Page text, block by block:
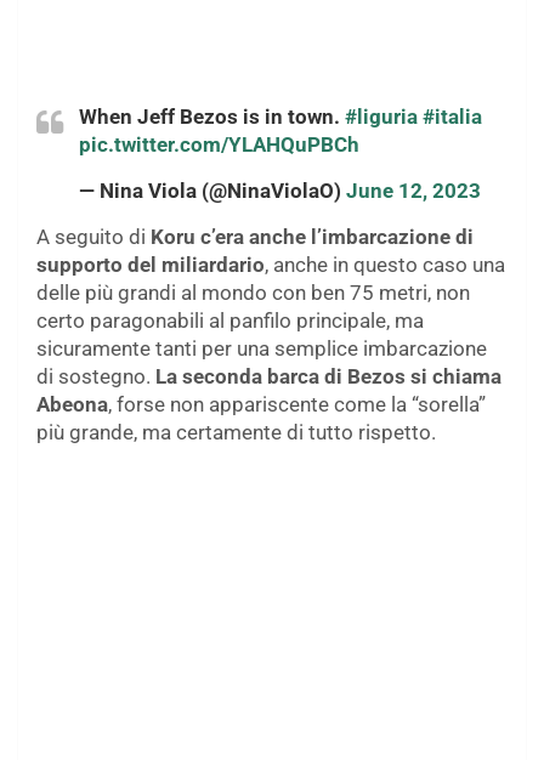
When Jeff Bezos is in town. #liguria #italia
pic.twitter.com/YLAHQuPBCh
— Nina Viola (@NinaViolaO) June 12, 2023
A seguito di Koru c’era anche l’imbarcazione di
supporto del miliardario, anche in questo caso una
delle più grandi al mondo con ben 75 metri, non
certo paragonabili al panfilo principale, ma
sicuramente tanti per una semplice imbarcazione
di sostegno. La seconda barca di Bezos si chiama
Abeona, forse non appariscente come la “sorella”
più grande, ma certamente di tutto rispetto.